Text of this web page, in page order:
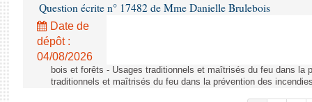
Question écrite n° 17482 de Mme Danielle Brulebois
Date de
dépôt :
04/08/2026
bois et forêts - Usages traditionnels et maîtrisés du feu dans la
traditionnels et maîtrisés du feu dans la prévention des